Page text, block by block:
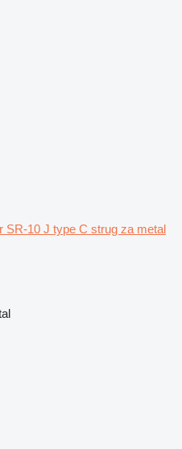
SR-10 J type C strug za metal